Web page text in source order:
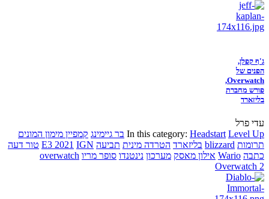
ג'ף קפלן,
הפנים של
Overwatch,
פורש מחברת
בליזארד
עדי פרל
In this category: Headstart Level Up בר גיימינג קמפיין מימון המונים
תרומות blizzard בליזארד הטרדה מינית תביעה E3 2021 IGN
טור דעה
כתבה Wario אילון מאסק מערכון נינטנדו סופר מריו overwatch
Overwatch 2